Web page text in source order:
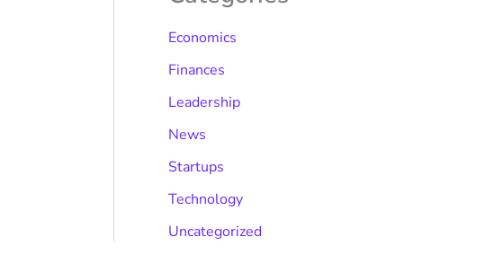
Economics
Finances
Leadership
News
Startups
Technology
Uncategorized